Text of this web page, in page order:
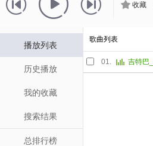
收藏
播放列表
历史播放
我的收藏
搜索结果
总排行榜
歌曲列表
01. 吉特巴